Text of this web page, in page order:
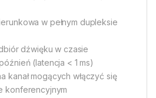
w pełnym dupleksie
dźwięku w czasie
(latencja < 1 ms)
kanał mogących włączyć się
konferencyjnym